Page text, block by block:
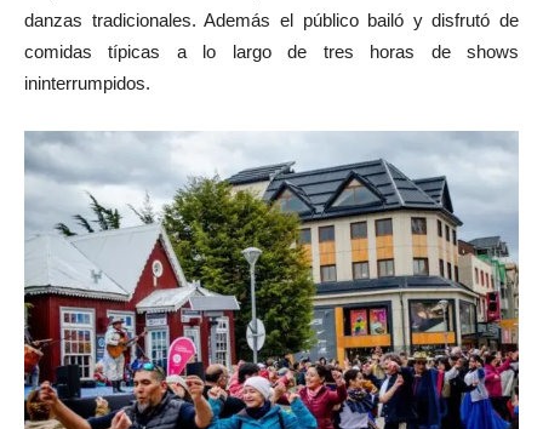
danzas tradicionales. Además el público bailó y disfrutó de
comidas típicas a lo largo de tres horas de shows
ininterrumpidos.